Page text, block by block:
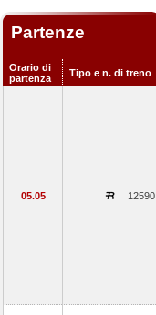
Partenze
Orario di
partenza
Tipo e n. di treno
05.05 12590